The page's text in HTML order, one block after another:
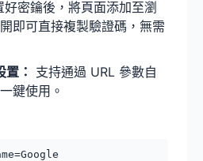
好密鑰後，將頁面添加至瀏
即可直接複製驗證碼，無需
： 支持通過 URL 參數自
鍵使用。